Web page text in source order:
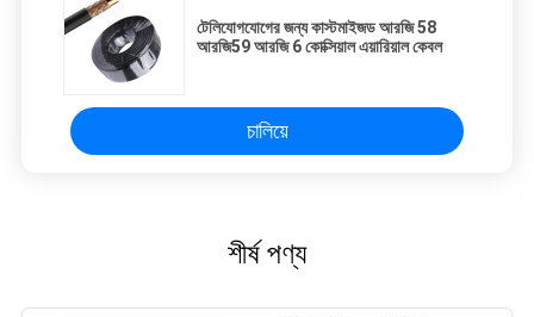
টেলিযোগযোগের জন্য কাস্টমাইজড আরজি 58
আরজি59 আরজি 6 কোক্সিয়াল এয়ারিয়াল কেবল
চালিয়ে
শীর্ষ পণ্য